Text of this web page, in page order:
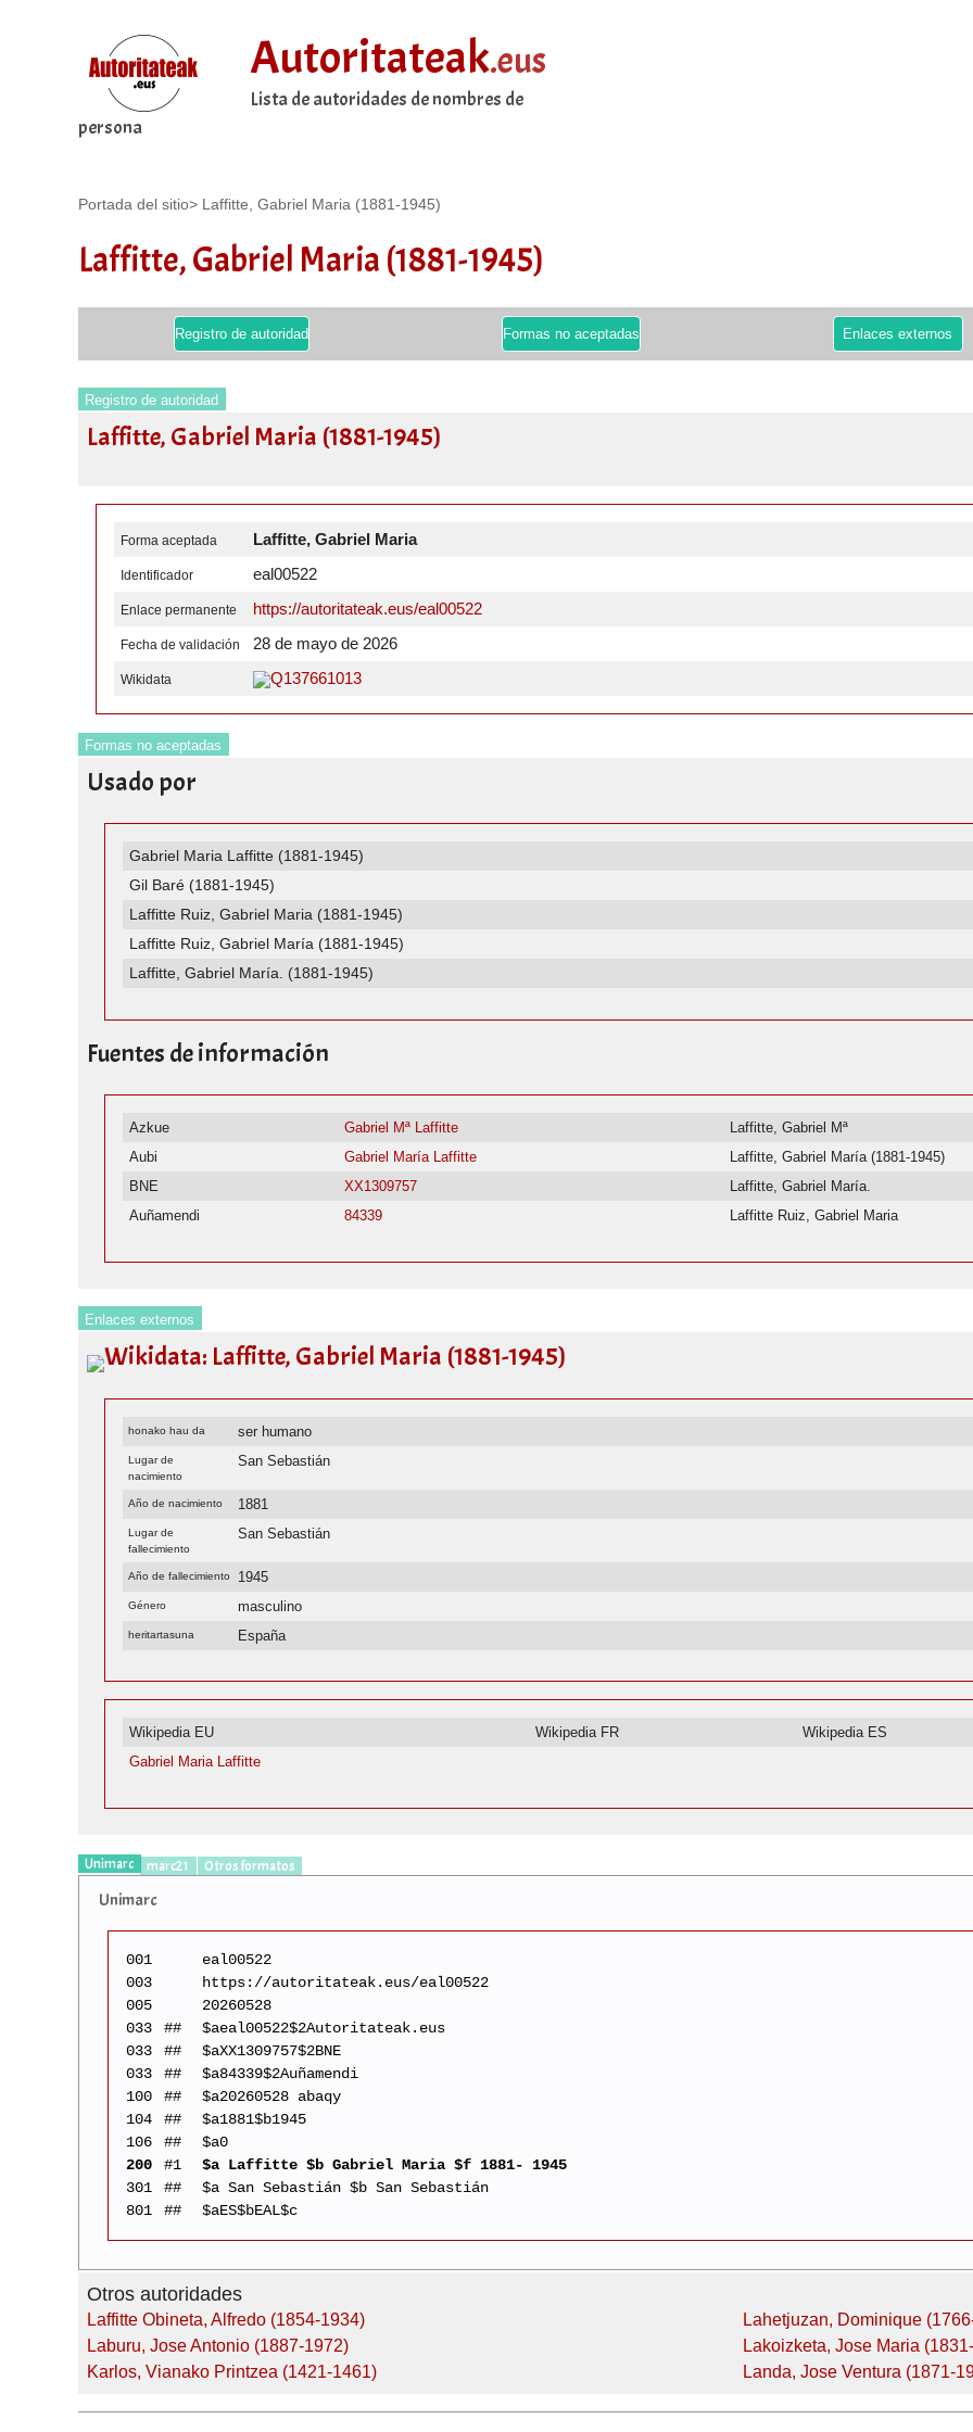
Autoritateak.eus
Lista de autoridades de nombres de
persona
Portada del sitio> Laffitte, Gabriel Maria (1881-1945)
Laffitte, Gabriel Maria (1881-1945)
Registro de autoridad Formas no aceptadas Enlaces externos
Registro de autoridad
Laffitte, Gabriel Maria (1881-1945)
Forma aceptada Laffitte, Gabriel Maria
Identificador eal00522
Enlace permanente https://autoritateak.eus/eal00522
Fecha de validación 28 de mayo de 2026
Wikidata Q137661013
Formas no aceptadas
Usado por
Gabriel Maria Laffitte (1881-1945)
Gil Baré (1881-1945)
Laffitte Ruiz, Gabriel Maria (1881-1945)
Laffitte Ruiz, Gabriel María (1881-1945)
Laffitte, Gabriel María. (1881-1945)
Fuentes de información
Azkue Gabriel Mª Laffitte
Laffitte, Gabriel Mª
Aubi
Gabriel María Laffitte
Laffitte, Gabriel María (1881-1945)
BNE
XX1309757
Laffitte, Gabriel María.
Auñamendi
84339 Laffitte Ruiz, Gabriel Maria
Enlaces externos
Wikidata: Laffitte, Gabriel Maria (1881-1945)
honako hau da ser humano
Lugar de
nacimiento
San Sebastián
Año de nacimiento 1881
Lugar de
fallecimiento
San Sebastián
Año de fallecimiento 1945
Género masculino
heritartasuna España
Wikipedia EU Wikipedia FR Wikipedia ES
Gabriel Maria Laffitte
Unimarc marc21 Otros formatos
Unimarc
001
eal00522
003
https://autoritateak.eus/eal00522
005
20260528
033
##
$aeal00522$2Autoritateak.eus
033
##
$aXX1309757$2BNE
033
##
$a84339$2Auñamendi
100
##
$a20260528 abaqy
104
##
$a1881$b1945
106
##
$a0
200
#1
$a Laffitte $b Gabriel Maria $f 1881- 1945
301
##
$a San Sebastián $b San Sebastián
801
## $aES$bEAL$c
Otros autoridades
Laffitte Obineta, Alfredo (1854-1934)
Laburu, Jose Antonio (1887-1972)
Karlos, Vianako Printzea (1421-1461)
Lahetjuzan, Dominique
Lakoizketa, Jose Maria
Landa, Jose Ventura (1871-